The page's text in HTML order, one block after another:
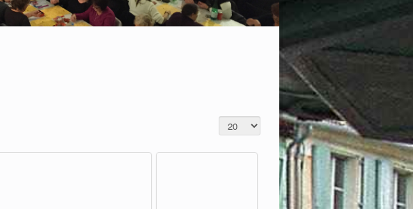
Joa Joie DIMANCHE 25 OCTOBRE 2026 l'Urban race est de